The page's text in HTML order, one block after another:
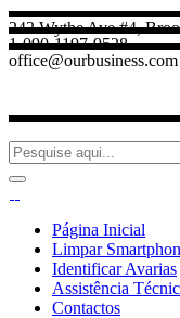
242 Wythe Ave #4,
1-090-1197-9528
office@ourbusiness.com
Página Inicial
Limpar
Identificar Avarias
Assistência
Contactos